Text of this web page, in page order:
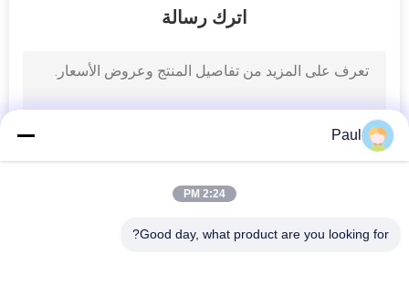
اترك رسالة
Paul
2:24 PM
Good day, what product are you looking for?